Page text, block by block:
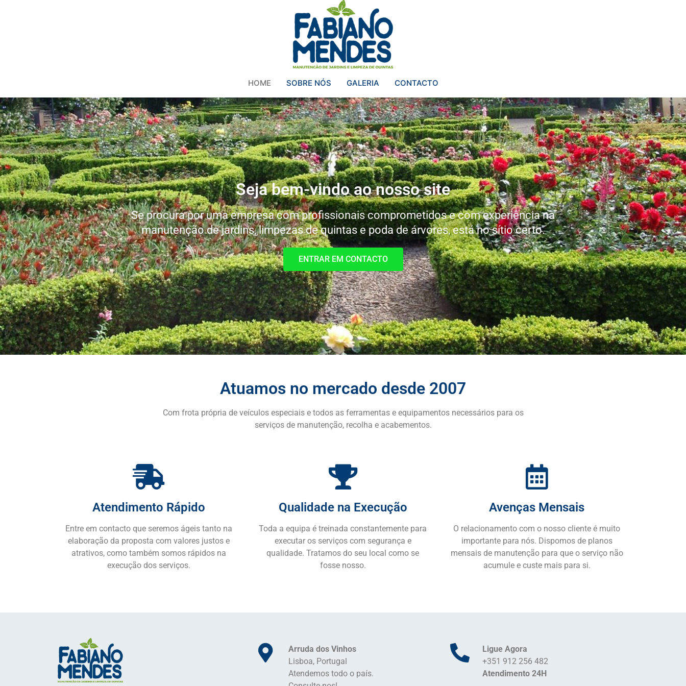
HOME SOBRE NÓS GALERIA CONTACTO
Seja bem-vindo ao nosso site
Se procura por uma empresa com profissionais comprometidos e com experiência na
manutenção de jardins, limpezas de quintas e poda de árvores, está no sítio certo.
ENTRAR EM CONTACTO
Atuamos no mercado desde 2007
Com frota própria de veículos especiais e todos as ferramentas e equipamentos necessários para os
serviços de manutenção, recolha e acabementos.
Atendimento Rápido
Entre em contacto que seremos ágeis tanto na
elaboração da proposta com valores justos e
atrativos, como também somos rápidos na
execução dos serviços.
Qualidade na Execução
Toda a equipa é treinada constantemente para
executar os serviços com segurança e
qualidade. Tratamos do seu local como se
fosse nosso.
Avenças Mensais
O relacionamento com o nosso cliente é muito
importante para nós. Dispomos de planos
mensais de manutenção para que o serviço não
acumule e custe mais para si.
Arruda dos Vinhos
Lisboa, Portugal
Atendemos todo o país.
Ligue Agora
+351 912 256 482
Atendimento 24H